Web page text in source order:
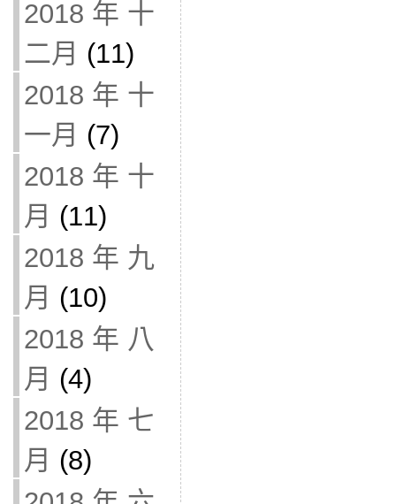
2018 年 十
二月 (11)
2018 年 十
一月 (7)
2018 年 十
月 (11)
2018 年 九
月 (10)
2018 年 八
月 (4)
2018 年 七
月 (8)